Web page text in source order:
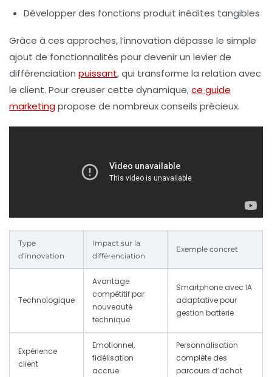
Développer des fonctions produit inédites tangibles
Grâce à ces approches, l’innovation dépasse le simple
ajout de fonctionnalités pour devenir un levier de
différenciation puissant, qui transforme la relation avec
le client. Pour creuser cette dynamique,ce guide
marketingpropose de nombreux conseils précieux.
Type
d’innovation
Impact sur la
différenciation
Exemple concret
Technologique
Avantage
compétitif par
nouveauté
technique
Smartphone avec IA
adaptative pour
gestion batterie
Expérience
client
Emotionnel,
fidélisation
accrue
Personnalisation
complète des
parcours d’achat